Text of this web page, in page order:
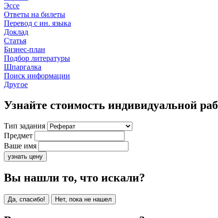
Эссе
Ответы на билеты
Перевод с ин. языка
Доклад
Статья
Бизнес-план
Подбор литературы
Шпаргалка
Поиск информации
Другое
Узнайте стоимость индивидуальной
Тип задания
Предмет
Ваше имя
узнать цену
Вы нашли то, что искали?
Да, спасибо! Нет, пока не нашел